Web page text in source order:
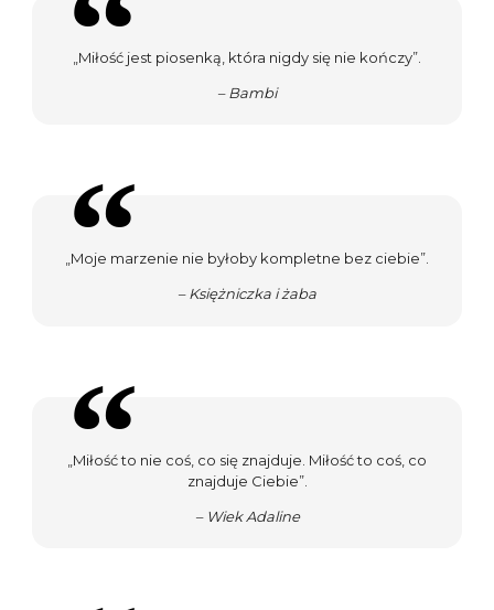
„Miłość jest piosenką, która nigdy się nie kończy”.
– Bambi
„Moje marzenie nie byłoby kompletne bez ciebie”.
– Księżniczka i żaba
„Miłość to nie coś, co się znajduje. Miłość to coś, co
znajduje Ciebie”.
– Wiek Adaline